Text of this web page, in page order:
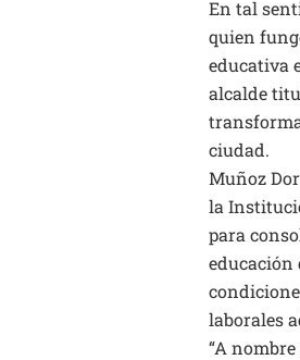
En tal
quien
educativa
alcalde
ciudad.
Muñoz
la
para
educación
laborales
“A